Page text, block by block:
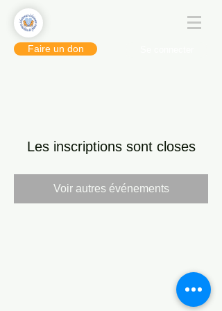
Faire un don
Les inscriptions sont closes
Voir autres événements